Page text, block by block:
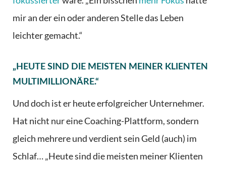
mir an der ein oder anderen Stelle das Leben
leichter gemacht.“
„HEUTE SIND DIE MEISTEN MEINER KLIENTEN
MULTIMILLIONÄRE.“
Und doch ist er heute erfolgreicher Unternehmer.
Hat nicht nur eine Coaching-Plattform, sondern
gleich mehrere und verdient sein Geld (auch) im
Schlaf… „Heute sind die meisten meiner Klienten